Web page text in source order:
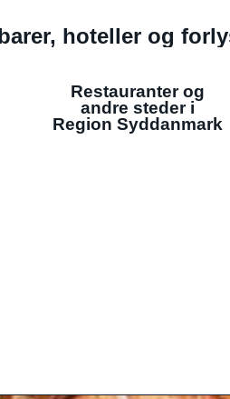
hoteller og
Restauranter og
andre steder i
Region Syddanmark